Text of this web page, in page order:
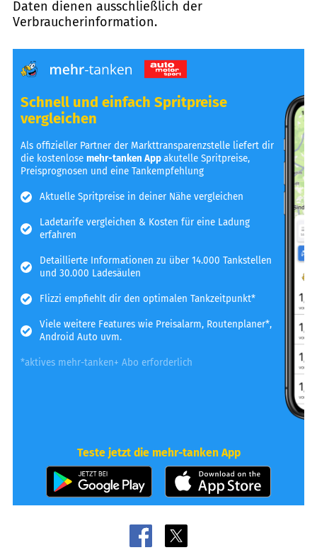
Daten dienen ausschließlich der
Verbraucherinformation.
Schnell und einfach Spritpreise
vergleichen
Als offizieller Partner der Markttransparenzstelle liefert dir
die kostenlosemehr-tanken Appakutelle Spritpreise,
Preisprognosen und eine Tankempfehlung
Aktuelle Spritpreise in deiner Nähe vergleichen
Ladetarife vergleichen & Kosten für eine Ladung
erfahren
Detaillierte Informationen zu über 14.000 Tankstellen
und 30.000 Ladesäulen
Flizzi empfiehlt dir den optimalen Tankzeitpunkt*
Viele weitere Features wie Preisalarm, Routenplaner*,
Android Auto uvm.
*aktives mehr-tanken+ Abo erforderlich
Teste jetzt die mehr-tanken App